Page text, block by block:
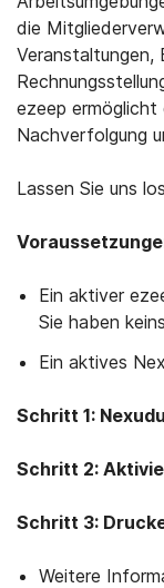
die
Veranstaltungen,
ezeep ermöglicht
Nachverfolgung
Lassen Sie uns
Ein aktiver
Sie haben
Ein aktives
Schritt 1:
Schritt 2:
Schritt 3:
Weitere